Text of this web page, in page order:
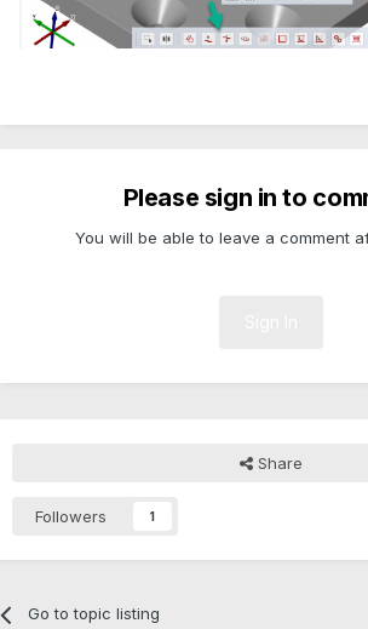
Please sign in to
You will be able to leave a comment
Share
Followers 1
Go to topic listing